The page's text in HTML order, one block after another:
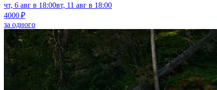
чт, 6 авг в 18:00вт, 11 авг в 18:00
4000 ₽
за одного